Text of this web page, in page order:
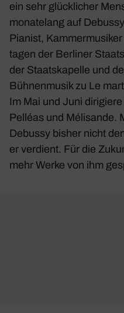
ein sehr glück­li­cher
mona­te­lang auf
Pianist,
tagen der Berliner
der Staats­ka­pelle und
Bühnen­musik zu Le
Im Mai und Juni
Pelléas und Méli­sande.
Debussy bisher nicht
er verdient. Für die
mehr Werke von ihm